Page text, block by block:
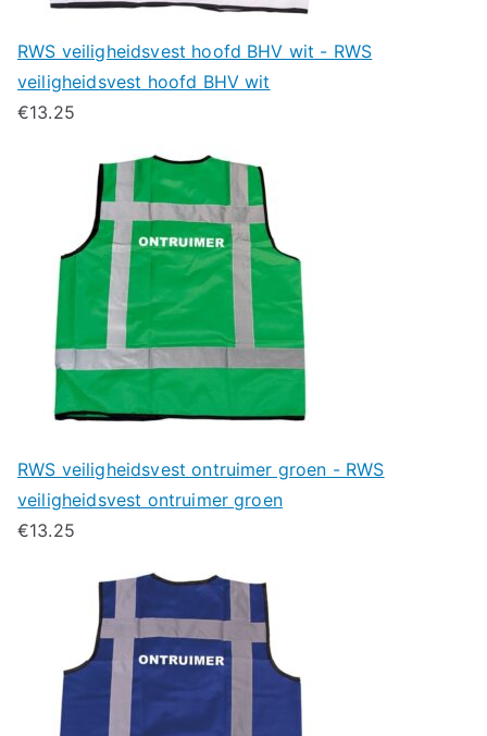
RWS veiligheidsvest hoofd BHV wit - RWS
veiligheidsvest hoofd BHV wit
€13.25
RWS veiligheidsvest ontruimer groen - RWS
veiligheidsvest ontruimer groen
€13.25